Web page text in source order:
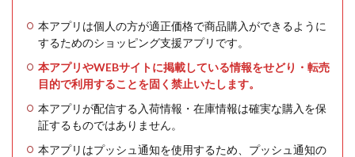
本アプリは個人の方が適正価格で商品購入ができるように
するためのショッピング支援アプリです。
本アプリやWEBサイトに掲載している情報をせどり・転売
目的で利用することを固く禁止いたします。
本アプリが配信する入荷情報・在庫情報は確実な購入を保
証するものではありません。
本アプリはプッシュ通知を使用するため、プッシュ通知の